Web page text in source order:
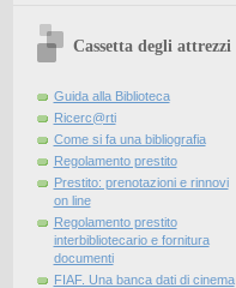
Cassetta degli attrezzi
Guida alla Biblioteca
Ricerc@rti
Come si fa una bibliografia
Regolamento prestito
Prestito: prenotazioni e rinnovi
on line
Regolamento prestito
interbibliotecario e fornitura
documenti
FIAF. Una banca dati di cinema